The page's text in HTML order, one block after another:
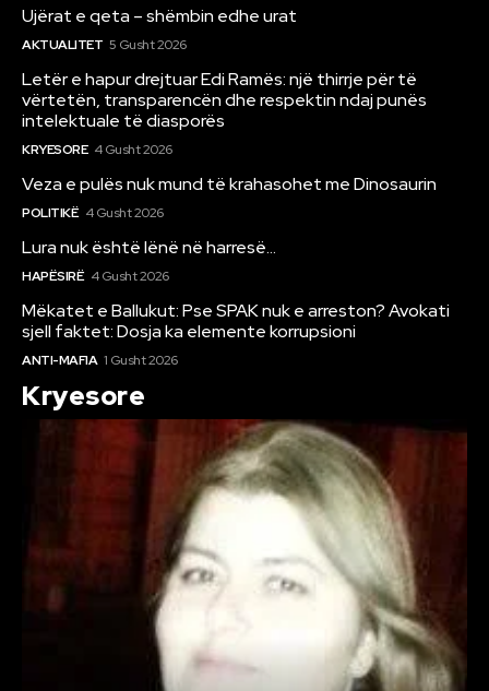
Ujërat e qeta – shëmbin edhe urat
AKTUALITET 5 Gusht 2026
Letër e hapur drejtuar Edi Ramës: një thirrje për të
vërtetën, transparencën dhe respektin ndaj punës
intelektuale të diasporës
KRYESORE 4 Gusht 2026
Veza e pulës nuk mund të krahasohet me Dinosaurin
POLITIKË 4 Gusht 2026
Lura nuk është lënë në harresë…
HAPËSIRË 4 Gusht 2026
Mëkatet e Ballukut: Pse SPAK nuk e arreston? Avokati
sjell faktet: Dosja ka elemente korrupsioni
ANTI-MAFIA 1 Gusht 2026
Kryesore